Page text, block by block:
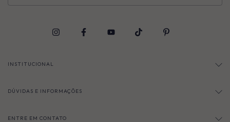
INSTITUCIONAL
DÚVIDAS E INFORMAÇÕES
ENTRE EM CONTATO